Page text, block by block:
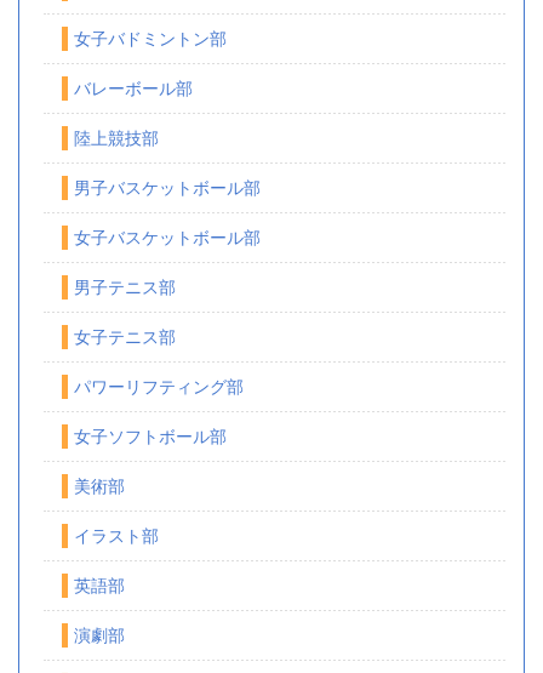
女子バドミントン部
バレーボール部
陸上競技部
男子バスケットボール部
女子バスケットボール部
男子テニス部
女子テニス部
パワーリフティング部
女子ソフトボール部
美術部
イラスト部
英語部
演劇部